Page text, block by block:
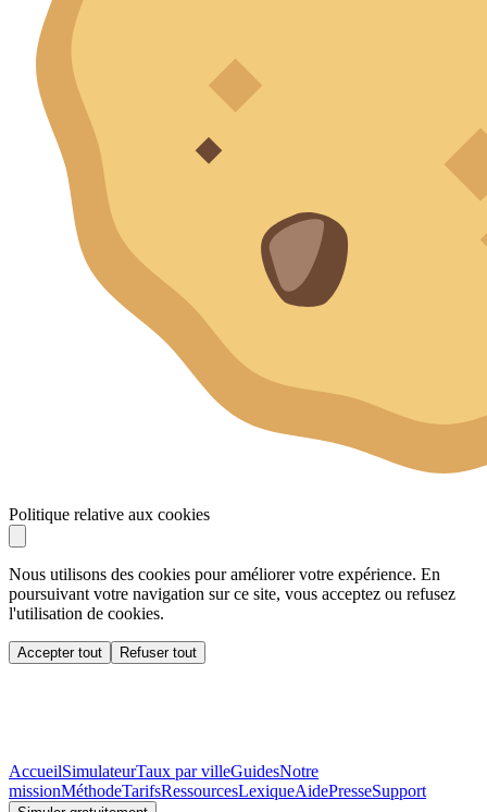
Politique relative aux cookies
Nous utilisons des cookies pour améliorer votre expérience. En
poursuivant votre navigation sur ce site, vous acceptez ou refusez
l'utilisation de cookies.
Accepter tout Refuser tout
AccueilSimulateurTaux par villeGuidesNotre
missionMéthodeTarifsRessourcesLexiqueAidePresseSupport